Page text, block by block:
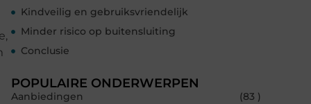
Kindveilig en gebruiksvriendelijk
Minder risico op buitensluiting
Conclusie
POPULAIRE ONDERWERPEN
Aanbiedingen
(83 )